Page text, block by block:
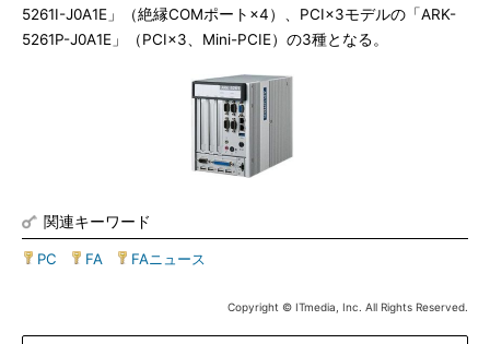
5261I-J0A1E」（絶縁COMポート×4）、PCI×3モデルの「ARK-
5261P-J0A1E」（PCI×3、Mini-PCIE）の3種となる。
関連キーワード
PC FA FAニュース
Copyright © ITmedia, Inc. All Rights Reserved.